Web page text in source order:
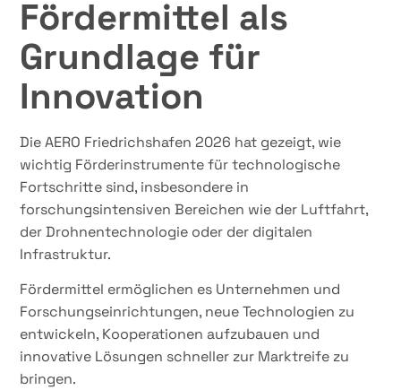
Fördermittel als
Grundlage für
Innovation
Die AERO Friedrichshafen 2026 hat gezeigt, wie
wichtig Förderinstrumente für technologische
Fortschritte sind, insbesondere in
forschungsintensiven Bereichen wie der Luftfahrt,
der Drohnentechnologie oder der digitalen
Infrastruktur.
Fördermittel ermöglichen es Unternehmen und
Forschungseinrichtungen, neue Technologien zu
entwickeln, Kooperationen aufzubauen und
innovative Lösungen schneller zur Marktreife zu
bringen.